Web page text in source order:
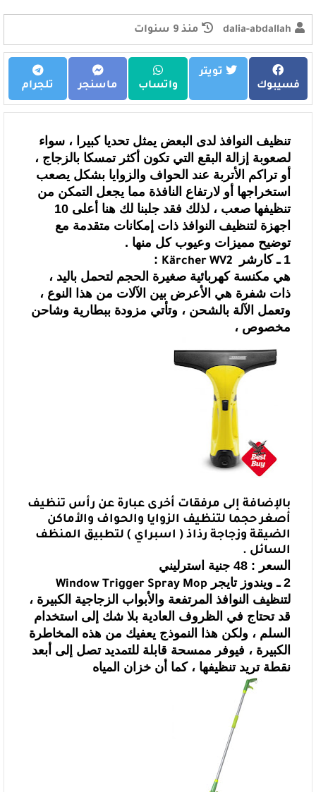
dalia-abdallah منذ 9 سنوات
فسيبوك
تويتر
واتساب
ماسنجر تلجرام
تنظيف النوافذ لدى البعض يمثل تحديا كبيرا ، سواء
لصعوبة إزالة البقع التي تكون أكثر تمسكا بالزجاج ،
أو تراكم الأتربة عند الحواف والزوايا بشكل يصعب
استخراجها أو لارتفاع النافذة مما يجعل التمكن من
تنظيفها صعب ، لذلك فقد جلبنا لك
هنا أعلى 10
اجهزة لتنظيف النوافذ ذات إمكانات متقدمة مع
توضيح مميزات وعيوب كل منها .
1 ـ
كارشر Kärcher WV2
:
هي مكنسة كهربائية صغيرة الحجم لتحمل باليد ،
ذات شفرة هي الأعرض بين الآلات من هذا النوع ،
وتعمل الآلة بالشحن ، وتأتي مزودة ببطارية وشاحن
مخصوص ،
بالإضافة إلى مرفقات أخرى عبارة عن رأس تنظيف
أصغر حجما لتنظيف الزوايا والحواف والأماكن
الضيقة وزجاجة رذاذ ( اسبراي ) لتطبيق المنظف
السائل .
السعر : 48 جنية استرليني
2 ـ و
يندوز تايجر Window Trigger Spray Mop
لتنظيف النوافذ المرتفعة والأبواب الزجاجية الكبيرة ،
قد تحتاج في الظروف العادية بلا شك إلى استخدام
السلم ، ولكن هذا النموذج يعفيك من هذه المخاطرة
الكبيرة ، فيوفر ممسحة قابلة للتمديد تصل إلى أبعد
نقطة تريد تنظيفها ، كما أن خزان المياه